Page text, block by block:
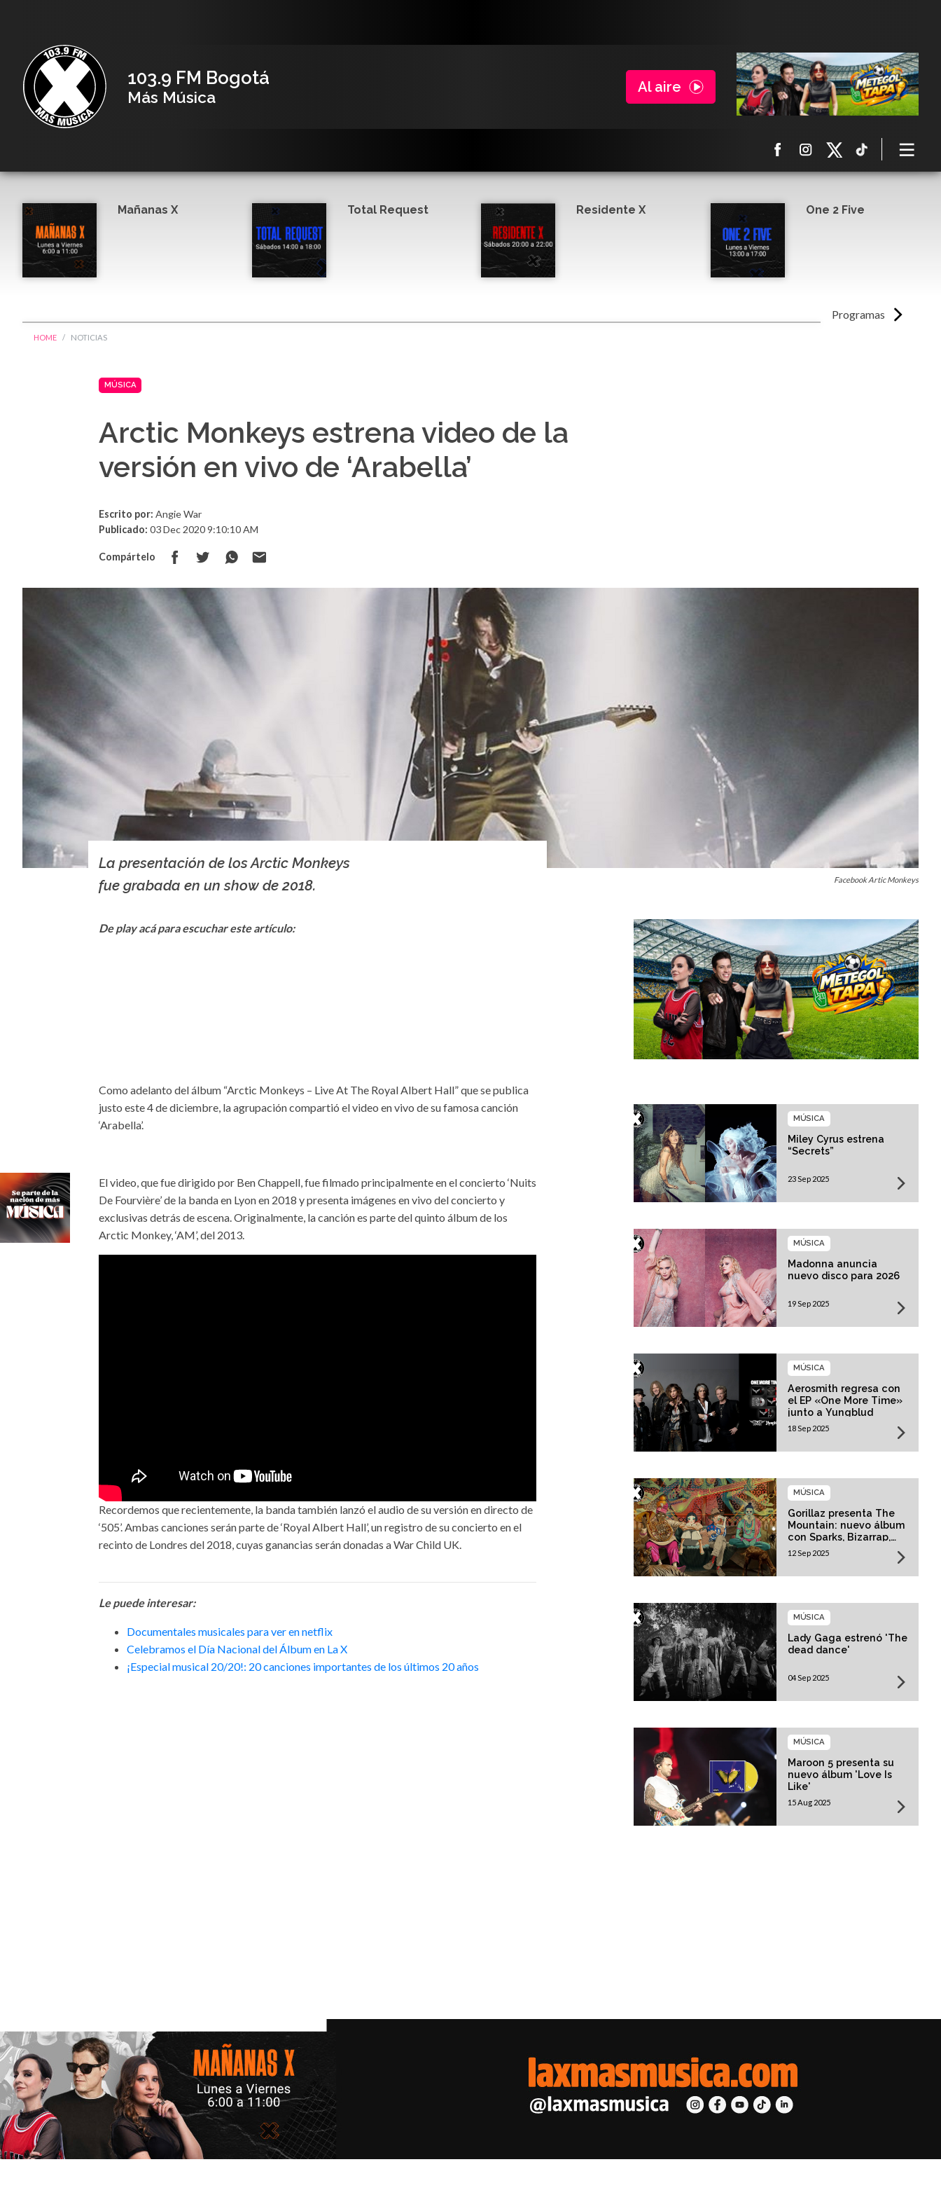
103.9 FM Bogotá
Más Música
Al aire
Programas
Mañanas X Total Request Residente X One 2 Five
HOME NOTICIAS
MÚSICA
Arctic Monkeys estrena video de la
versión en vivo de ‘Arabella’
Escrito por: Angie War
Publicado: 03 Dec 2020 9:10:10 AM
Compártelo
Facebook Artic Monkeys
La presentación de los Arctic Monkeys
fue grabada en un show de 2018.
De play acá para escuchar este artículo:
Como adelanto del álbum “Arctic Monkeys – Live At The Royal Albert Hall” que se publica
justo este 4 de diciembre, la agrupación compartió el video en vivo de su famosa canción
‘Arabella’.
El video, que fue dirigido por Ben Chappell, fue filmado principalmente en el concierto ‘Nuits
De Fourvière’ de la banda en Lyon en 2018 y presenta imágenes en vivo del concierto y
exclusivas detrás de escena. Originalmente, la canción es parte del quinto álbum de los
Arctic Monkey, ‘AM’, del 2013.
Recordemos que recientemente, la banda también lanzó el audio de su versión en directo de
‘505’. Ambas canciones serán parte de ‘Royal Albert Hall’, un registro de su concierto en el
recinto de Londres del 2018, cuyas ganancias serán donadas a War Child UK.
Le puede interesar:
Documentales musicales para ver en netflix
Celebramos el Día Nacional del Álbum en La X
¡Especial musical 20/20!: 20 canciones importantes de los últimos 20 años
Miley Cyrus estrena
“Secrets”
MÚSICA
23 Sep 2025
Madonna anuncia
nuevo disco para 2026
MÚSICA
19 Sep 2025
Aerosmith regresa con
el EP «One More Time»
junto a Yungblud
MÚSICA
18 Sep 2025
Gorillaz presenta The
Mountain: nuevo álbum
con Sparks, Bizarrap,
Trueno y más invitados
MÚSICA
12 Sep 2025
Lady Gaga estrenó 'The
dead dance'
MÚSICA
04 Sep 2025
Maroon 5 presenta su
nuevo álbum 'Love Is
Like'
MÚSICA
15 Aug 2025